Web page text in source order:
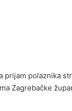
prijam polaznika
Zagrebačke